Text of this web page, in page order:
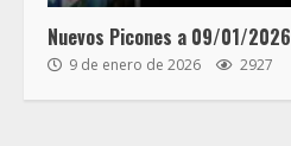
Nuevos Picones a 09/01/2026
9 de enero de 2026 2927